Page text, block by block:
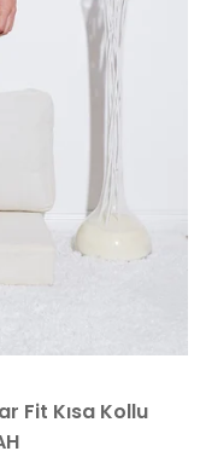
Fit Kısa Kollu